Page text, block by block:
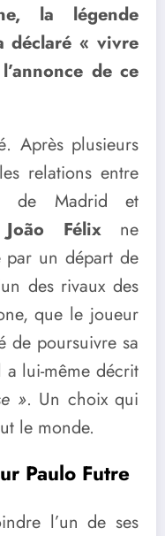
la légende
déclaré « vivre
de ce
Après plusieurs
relations entre
de Madrid et
Félixne
par un départ de
des rivaux des
que le joueur
de poursuivre sa
lui-même décrit
». Un choix qui
le monde.
Paulo Futre
l’un de ses